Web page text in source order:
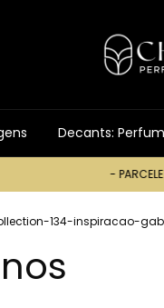
Decants:
- PARCELE SUA
134-inspiracao-